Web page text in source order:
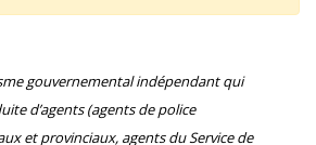
gouvernemental indépendant qui
d’agents (agents de police
et provinciaux, agents du Service de